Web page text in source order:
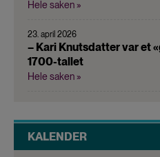
Hele saken »
23. april 2026
– Kari Knutsdatter var et
1700-tallet
Hele saken »
KALENDER